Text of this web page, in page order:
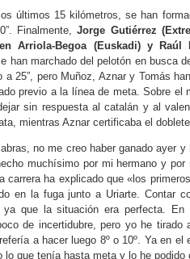
últimos 15 kilómetros, se han
Finalmente,Jorge Gutiérrez
Arriola-Begoa (Euskadi) y Raúl
han marchado del pelotón en busca
a 25”, pero Muñoz, Aznar y Tomás
previo a la línea de meta. Sobre el
sin respuesta al catalán y al
mientras Aznar certificaba el
no me creo haber ganado ayer
muchísimo por mi hermano y
carrera ha explicado que «los
en la fuga junto a Uriarte. Contar
ya que la situación era perfecta.
de incertidubre, pero yo he
a hacer luego 8º o 10º. Ya en
lo que tenía hasta meta y lo he podido